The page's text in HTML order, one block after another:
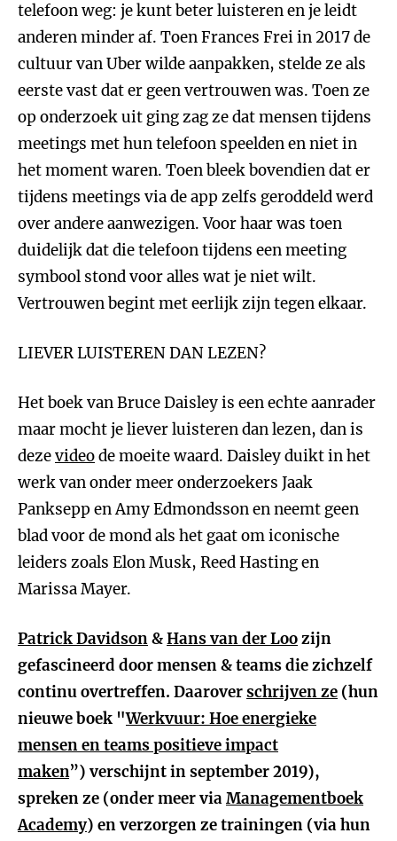
telefoon weg: je kunt beter luisteren en je leidt
anderen minder af. Toen Frances Frei in 2017 de
cultuur van Uber wilde aanpakken, stelde ze als
eerste vast dat er geen vertrouwen was. Toen ze
op onderzoek uit ging zag ze dat mensen tijdens
meetings met hun telefoon speelden en niet in
het moment waren. Toen bleek bovendien dat er
tijdens meetings via de app zelfs geroddeld werd
over andere aanwezigen. Voor haar was toen
duidelijk dat die telefoon tijdens een meeting
symbool stond voor alles wat je niet wilt.
Vertrouwen begint met eerlijk zijn tegen elkaar.
LIEVER LUISTEREN DAN LEZEN?
Het boek van Bruce Daisley is een echte aanrader
maar mocht je liever luisteren dan lezen, dan is
dezevideode moeite waard. Daisley duikt in het
werk van onder meer onderzoekers Jaak
Panksepp en Amy Edmondsson en neemt geen
blad voor de mond als het gaat om iconische
leiders zoals Elon Musk, Reed Hasting en
Marissa Mayer.
Patrick Davidson&Hans van der Loozijn
gefascineerd door mensen & teams die zichzelf
continu overtreffen. Daaroverschrijven ze (hun
nieuwe boek "Werkvuur: Hoe energieke
mensen en teams positieve impact
maken”) verschijnt in september 2019),
spreken ze (onder meer viaManagementboek
Academy) en verzorgen ze trainingen (via hun